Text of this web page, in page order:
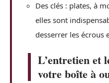
Des clés : plates, à
elles sont
desserrer les écrous
L’entretien et
votre boîte à